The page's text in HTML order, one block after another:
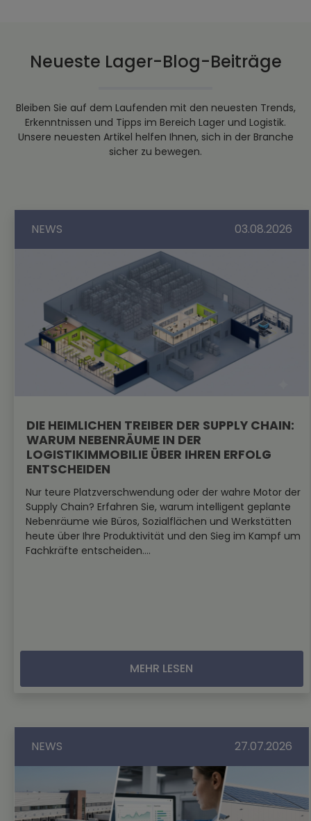
Neueste Lager-Blog-Beiträge
Bleiben Sie auf dem Laufenden mit den neuesten Trends,
Erkenntnissen und Tipps im Bereich Lager und Logistik.
Unsere neuesten Artikel helfen Ihnen, sich in der Branche
sicher zu bewegen.
NEWS 03.08.2026
DIE HEIMLICHEN TREIBER DER SUPPLY CHAIN:
WARUM NEBENRÄUME IN DER
LOGISTIKIMMOBILIE ÜBER IHREN ERFOLG
ENTSCHEIDEN
Nur teure Platzverschwendung oder der wahre Motor der
Supply Chain? Erfahren Sie, warum intelligent geplante
Nebenräume wie Büros, Sozialflächen und Werkstätten
heute über Ihre Produktivität und den Sieg im Kampf um
Fachkräfte entscheiden....
MEHR LESEN
NEWS 27.07.2026